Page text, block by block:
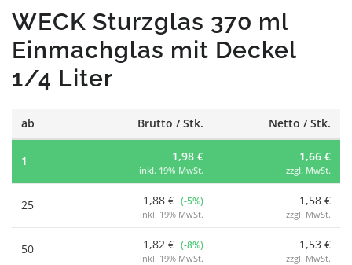
WECK Sturzglas 370 ml
Einmachglas mit Deckel
1/4 Liter
ab Brutto / Stk. Netto / Stk.
1 1,98 €
inkl. 19% MwSt.
1,66 €
zzgl. MwSt.
25 1,88 € (-5%)
inkl. 19% MwSt.
1,58 €
zzgl. MwSt.
50 1,82 € (-8%)
inkl. 19% MwSt.
1,53 €
zzgl. MwSt.